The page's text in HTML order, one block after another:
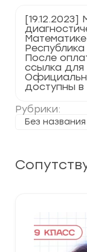
После
ссылка для
доступны в
Рубрики:
Без названия
уровень)
Татарстан